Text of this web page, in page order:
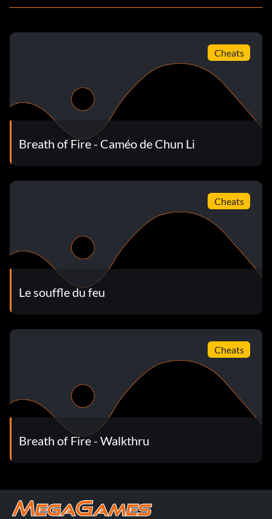
Cheats
Breath of Fire - Caméo de Chun Li
Cheats
Le souffle du feu
Cheats
Breath of Fire - Walkthru